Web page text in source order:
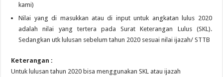
kami)
Nilai yang di masukkan atau di input untuk angkatan lulus 2020
adalah nilai yang tertera pada Surat Keterangan Lulus (SKL).
Sedangkan utk lulusan sebelum tahun 2020 sesuai nilai ijazah/ STTB
Keterangan :
Untuk lulusan tahun 2020 bisa menggunakan SKL atau ijazah